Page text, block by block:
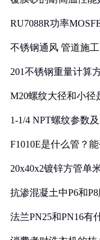
RU7088R功率
不锈钢通风 管道施工
201不锈钢重量计算
M20螺纹大径和小径
1-1/4 NPT螺纹参数
F1010E是什么管？
20x40x2镀锌方管单
抗渗混凝土中P6和
法兰PN25和PN16有